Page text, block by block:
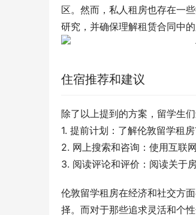
区。然而，私人租房也存在一
研究，并确保理解租赁合同中的
住宿推荐和建议
除了以上提到的方案，留学生
1. 提前计划：了解伦敦留学租
2. 网上搜索和咨询：使用互联
3. 阅读评论和评价：阅读关于
伦敦留学租房在经济和社交方
择。而对于那些追求灵活和个